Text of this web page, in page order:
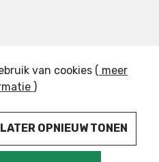
van cookies ( meer
)
LATER OPNIEUW TONEN